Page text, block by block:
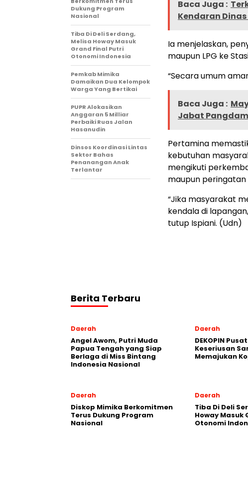
Baca Juga :
Kendaran
Ia menjelaskan,
maupun LPG ke
“Secara umum
Baca Juga :
Jabat
Pertamina
kebutuhan
mengikuti
maupun peringatan
“Jika masyarakat
kendala di
tutup Ispiani. (Udn)
Dukung Program
Nasional
Tiba Di Deli Serdang,
Melisa Howay Masuk
Grand Final Putri
Otonomi Indonesia
Pemkab Mimika
Damaikan Dua Kelompok
Warga Yang Bertikai
PUPR Alokasikan
Anggaran 5 Milliar
Perbaiki Ruas Jalan
Hasanudin
Dinsos Koordinasi Lintas
Sektor Bahas
Penanangan Anak
Terlantar
Berita Terbaru
Daerah
Angel Awom, Putri Muda
Papua Tengah yang Siap
Berlaga di Miss Bintang
Indonesia Nasional
Daerah
DEKOPIN
Keseriusan
Memajukan
Daerah
Diskop Mimika Berkomitmen
Terus Dukung Program
Nasional
Daerah
Tiba Di Deli
Howay Masuk
Otonomi